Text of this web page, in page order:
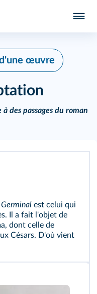
œuvre
des passages du roman
Germinal est celui qui
Il a fait l'objet de
dont celle de
Césars. D'où vient